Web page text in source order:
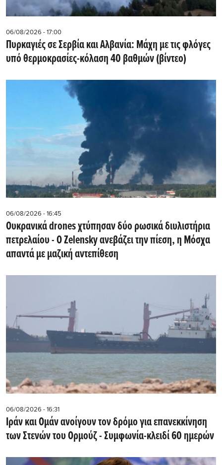
06/08/2026 - 17:00
Πυρκαγιές σε Σερβία και Αλβανία: Μάχη με τις φλόγες
υπό θερμοκρασίες-κόλαση 40 βαθμών (βίντεο)
06/08/2026 - 16:45
Ουκρανικά drones χτύπησαν δύο ρωσικά διυλιστήρια
πετρελαίου - Ο Zelensky ανεβάζει την πίεση, η Μόσχα
απαντά με μαζική αντεπίθεση
06/08/2026 - 16:31
Ιράν και Ομάν ανοίγουν τον δρόμο για επανεκκίνηση
των Στενών του Ορμούζ - Συμφωνία-κλειδί 60 ημερών